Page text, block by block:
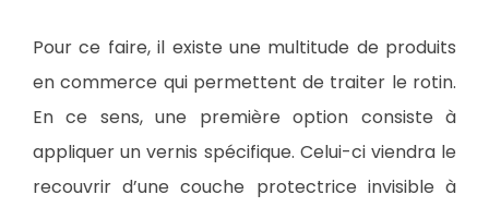
Pour ce faire, il existe une multitude de produits
en commerce qui permettent de traiter le rotin.
En ce sens, une première option consiste à
appliquer un vernis spécifique. Celui-ci viendra le
recouvrir d’une couche protectrice invisible à